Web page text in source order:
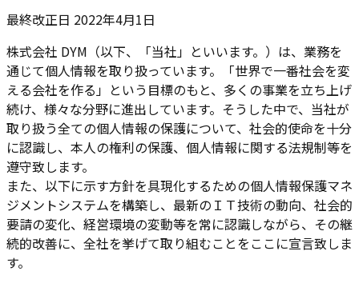
最終改正日 2022年4月1日
株式会社 DYM（以下、「当社」といいます。）は、業務を
通じて個人情報を取り扱っています。「世界で一番社会を変
える会社を作る」という目標のもと、多くの事業を立ち上げ
続け、様々な分野に進出しています。そうした中で、当社が
取り扱う全ての個人情報の保護について、社会的使命を十分
に認識し、本人の権利の保護、個人情報に関する法規制等を
遵守致します。
また、以下に示す方針を具現化するための個人情報保護マネ
ジメントシステムを構築し、最新のＩＴ技術の動向、社会的
要請の変化、経営環境の変動等を常に認識しながら、その継
続的改善に、全社を挙げて取り組むことをここに宣言致しま
す。